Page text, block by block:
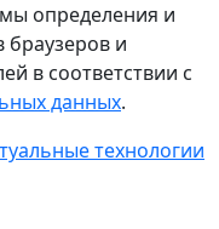
определения и
браузеров и
в соответствии с
данных.
технологии